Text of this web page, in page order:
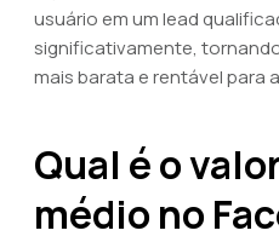
usuário em um lead
significativamente,
mais barata e rentável para
Qual é o
médio no